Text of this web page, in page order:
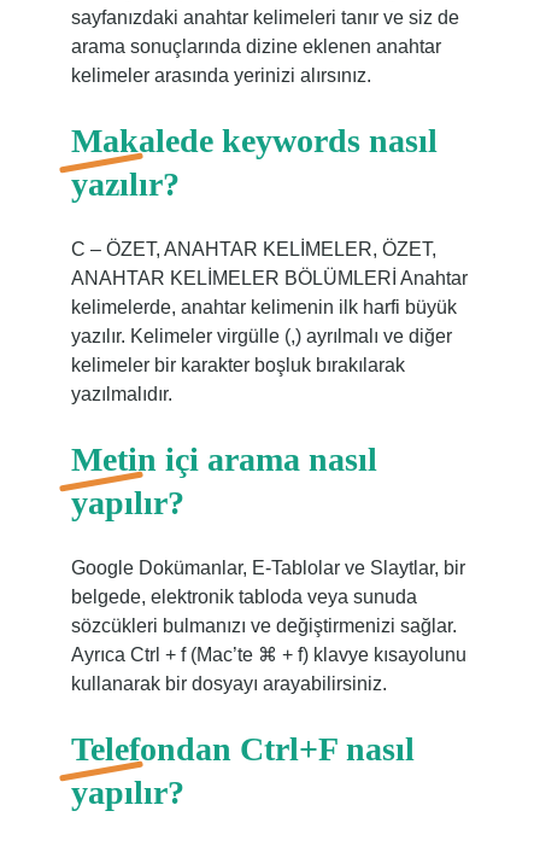
sayfanızdaki anahtar kelimeleri tanır ve siz de
arama sonuçlarında dizine eklenen anahtar
kelimeler arasında yerinizi alırsınız.
Makalede keywords nasıl
yazılır?
C – ÖZET, ANAHTAR KELİMELER, ÖZET,
ANAHTAR KELİMELER BÖLÜMLERİ Anahtar
kelimelerde, anahtar kelimenin ilk harfi büyük
yazılır. Kelimeler virgülle (,) ayrılmalı ve diğer
kelimeler bir karakter boşluk bırakılarak
yazılmalıdır.
Metin içi arama nasıl
yapılır?
Google Dokümanlar, E-Tablolar ve Slaytlar, bir
belgede, elektronik tabloda veya sunuda
sözcükleri bulmanızı ve değiştirmenizi sağlar.
Ayrıca Ctrl + f (Mac’te ⌘ + f) klavye kısayolunu
kullanarak bir dosyayı arayabilirsiniz.
Telefondan Ctrl+F nasıl
yapılır?